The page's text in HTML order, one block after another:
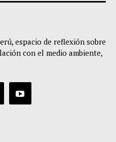
espacio de reflexión sobre
con el medio ambiente,